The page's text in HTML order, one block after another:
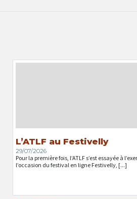
L’ATLF au Festivelly
29/07/2026
Pour la première fois, l’ATLF s’est essayée à
l’occasion du festival en ligne Festivelly, [...]